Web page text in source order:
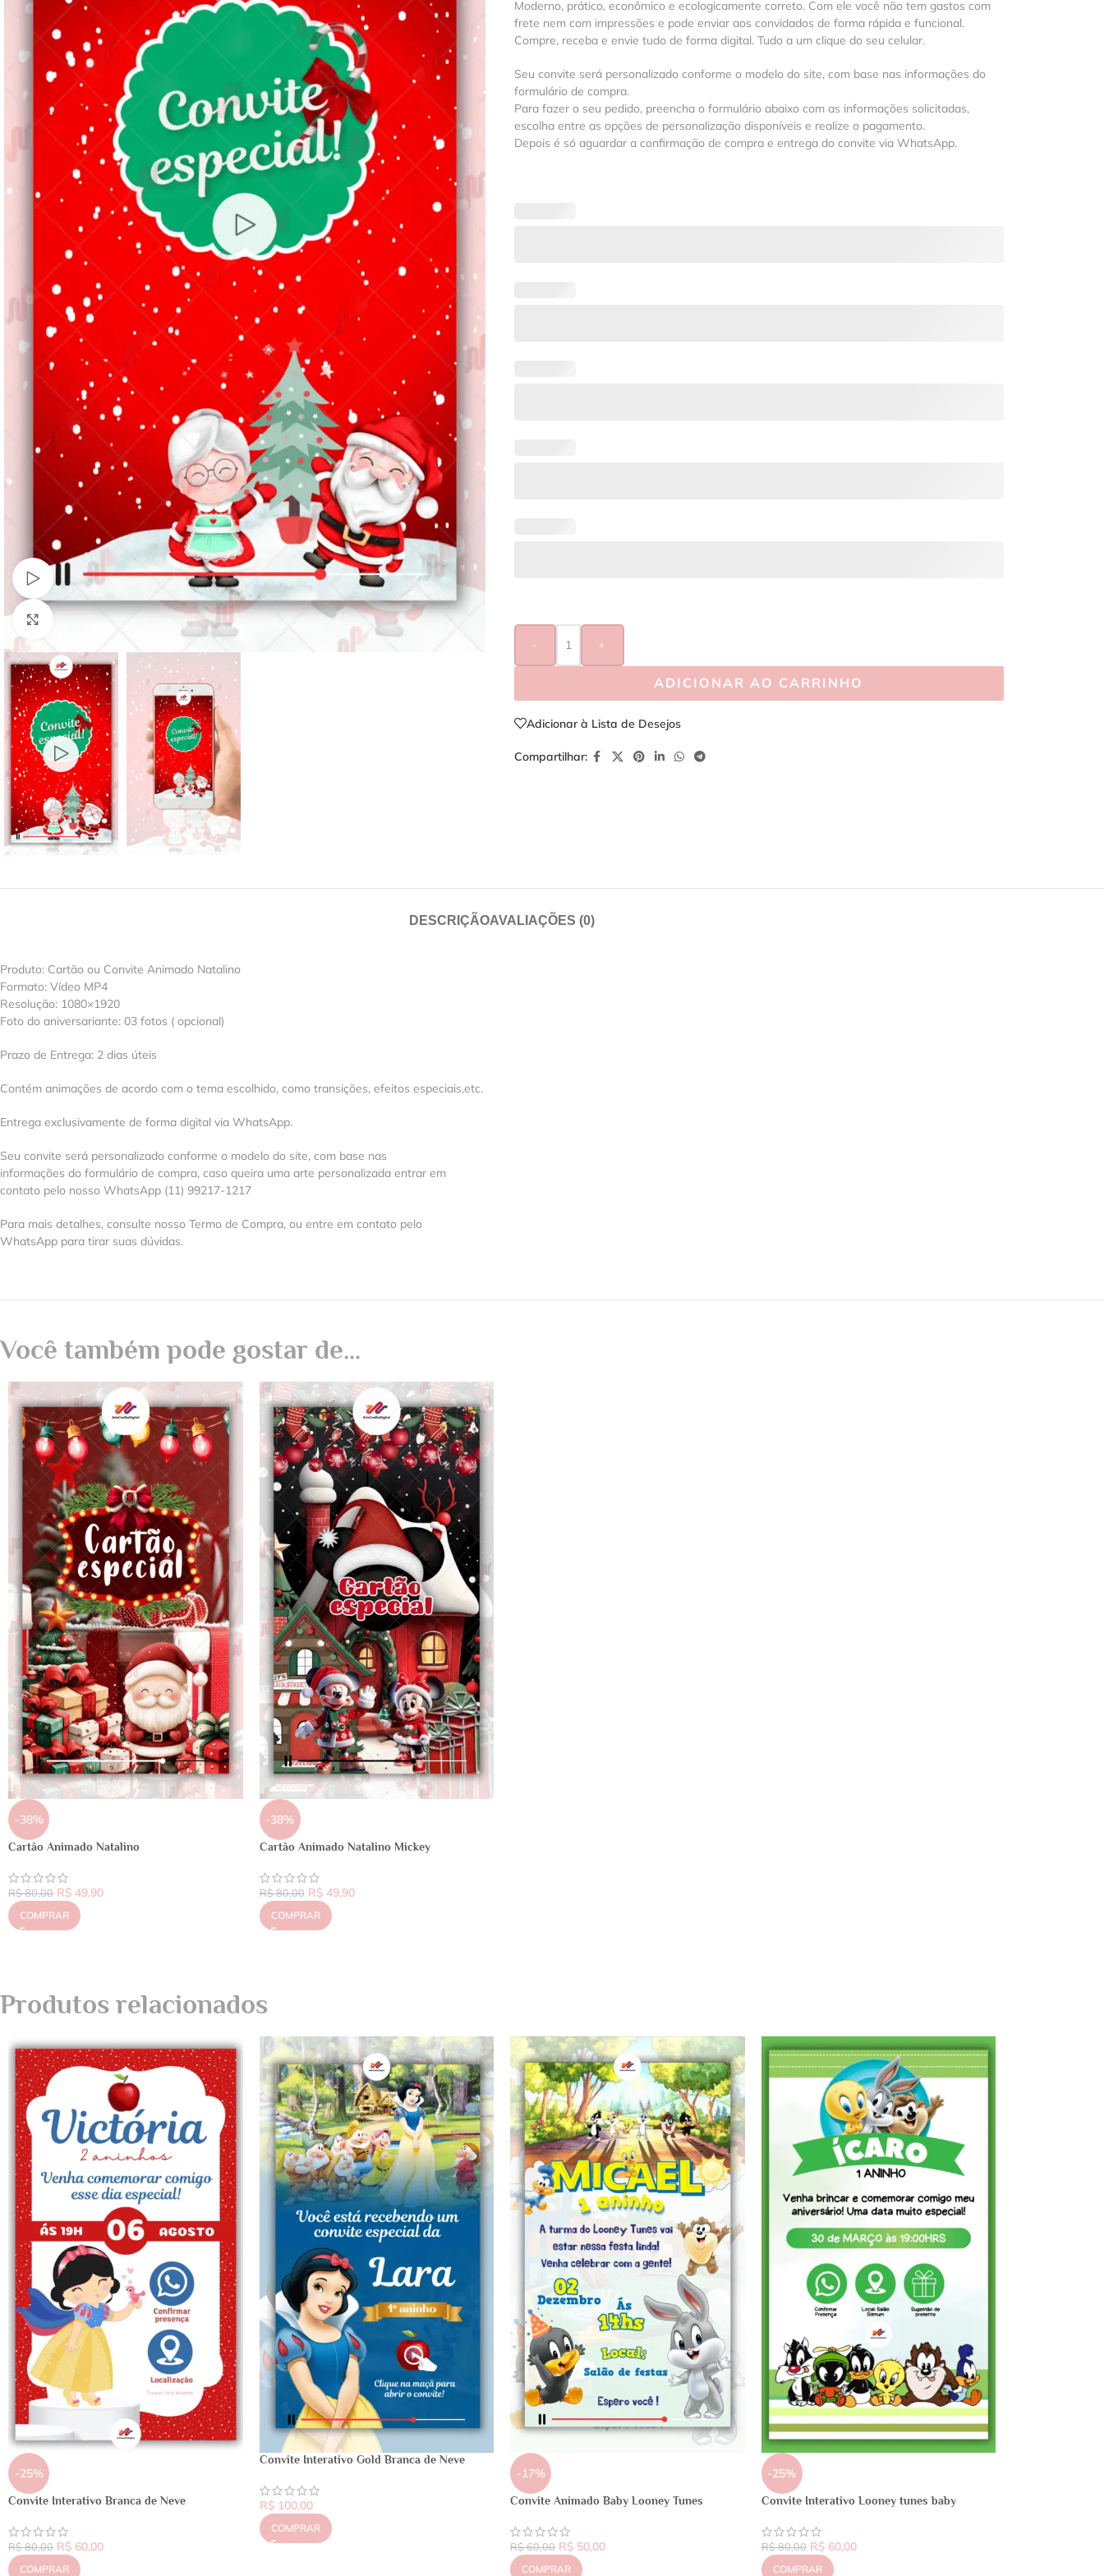
Ver video
Clique para ampliar
Moderno, prático, econômico e ecologicamente correto. Com ele você não tem gastos com
frete nem com impressões e pode enviar aos convidados de forma rápida e funcional.
Compre, receba e envie tudo de forma digital. Tudo a um clique do seu celular.
Seu convite será personalizado conforme o modelo do site, com base nas informações do
formulário de compra.
Para fazer o seu pedido, preencha o formulário abaixo com as informações solicitadas,
escolha entre as opções de personalização disponíveis e realize o pagamento.
Depois é só aguardar a confirmação de compra e entrega do convite via WhatsApp.
- +
ADICIONAR AO CARRINHO
Adicionar à Lista de Desejos
Compartilhar:
DESCRIÇÃOAVALIAÇÕES (0)
Produto: Cartão ou Convite Animado Natalino
Formato: Vídeo MP4
Resolução: 1080×1920
Foto do aniversariante: 03 fotos ( opcional)
Prazo de Entrega: 2 dias úteis
Contém animações de acordo com o tema escolhido, como transições, efeitos especiais,etc.
Entrega exclusivamente de forma digital via WhatsApp.
Seu convite será personalizado conforme o modelo do site, com base nas
informações do formulário de compra, caso queira uma arte personalizada entrar em
contato pelo nosso WhatsApp (11) 99217-1217
Para mais detalhes, consulte nosso Termo de Compra, ou entre em contato pelo
WhatsApp para tirar suas dúvidas.
Você também pode gostar de…
-38%
Cartão Animado Natalino
R$80,00 R$ 49,90
COMPRAR
-38%
Cartão Animado Natalino Mickey
R$80,00 R$49,90
COMPRAR
Produtos relacionados
-25%
Convite Interativo Branca de Neve
R$80,00 R$ 60,00
COMPRAR
Convite Interativo Gold Branca de Neve
R$100,00
COMPRAR
-17%
Convite Animado Baby Looney Tunes
R$60,00 R$ 50,00
COMPRAR
-25%
Convite Interativo Looney tunes baby
R$80,00 R$60,00
COMPRAR